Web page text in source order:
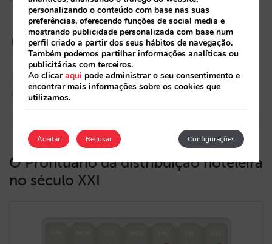
Marta Romero
26/04/2023
O Prontuário da distribuição hoteleira
no século XXI
personalizando o conteúdo com base nas suas
preferências, oferecendo funções de social media e
mostrando publicidade personalizada com base num
perfil criado a partir dos seus hábitos de navegação.
Também podemos partilhar informações analíticas ou
publicitárias com terceiros.
Ao clicaraqui pode administrar o seu consentimento e
encontrar mais informações sobre os cookies que
utilizamos.
Aceitar Configurações
Recusar